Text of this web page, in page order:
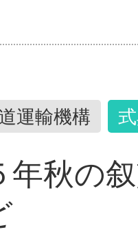
運輸機構
秋の